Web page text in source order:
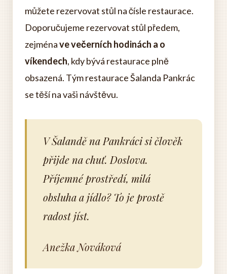
můžete rezervovat stůl na čísle restaurace.
Doporučujeme rezervovat stůl předem,
zejménave večerních hodinách a o
víkendech, kdy bývá restaurace plně
obsazená. Tým restaurace Šalanda Pankrác
se těší na vaši návštěvu.
V Šalandě na Pankráci si člověk
přijde na chuť. Doslova.
Příjemné prostředí, milá
obsluha a jídlo? To je prostě
radost jíst.
Anežka Nováková